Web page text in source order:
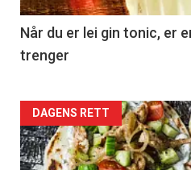
Når du er lei gin tonic, er
trenger
Forsiden
akkurat
DAGENS RETT